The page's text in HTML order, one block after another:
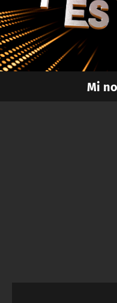
TVN PLAY
PROGRAMAS
TELESERIES
Mi